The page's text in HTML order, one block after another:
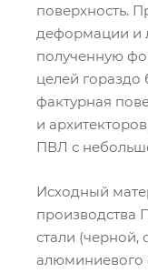
поверхность.
деформации и
полученную
целей гораздо
фактурная
и
ПВЛ с
Исходный
производства
стали
алюминиевого